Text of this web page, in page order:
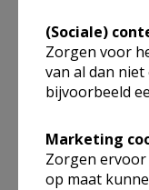
Niet
links naar
(Sociale)
Zorgen voor
van al dan
bijvoorbeeld
Marketing
Zorgen ervoor
op maat